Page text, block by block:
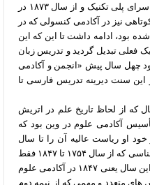
دانشگاهی از سال ۱۸۵۱ ابتدا به دانش سرای پلی تکنیک و از سال ۱۸۷۳ در
نیز در آکادمی کنسولی که در
شده بود، ادامه داشت تا این که این
دیپلماتیک فعلی تبدیل گردید و تدریس زبان
چهل سال پیش «انجمن و آکادمی
سنت دیرینه تدریس فارسی تا
که از لحاظ تاریخ علم در اتریش
آکادمی علوم در وین بود که
محقق گردید و خود او ریاست عالیه آن را تا سال
۱۸۴۹ به عهده داشت. تحقیقات ایران شناسی که از سال ۱۷۵۴ تا ۱۸۴۷ فقط
در آکادمی شرقی صورت می گرفت در این سال یعنی ۱۸۴۷ در آکادمی علوم
های متعدد و مهمی که از نیمه دوم